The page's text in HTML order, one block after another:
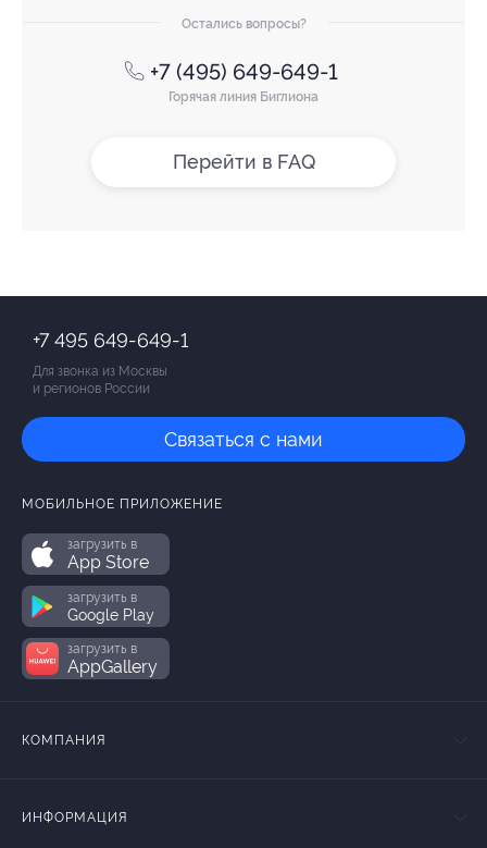
Остались вопросы?
+7 (495) 649-649-1
Горячая линия Биглиона
Перейти в FAQ
+7 495 649-649-1
Для звонка из Москвы
и регионов России
Связаться с нами
МОБИЛЬНОЕ ПРИЛОЖЕНИЕ
загрузить в
App Store
загрузить в
Google Play
загрузить в
AppGallery
КОМПАНИЯ
ИНФОРМАЦИЯ